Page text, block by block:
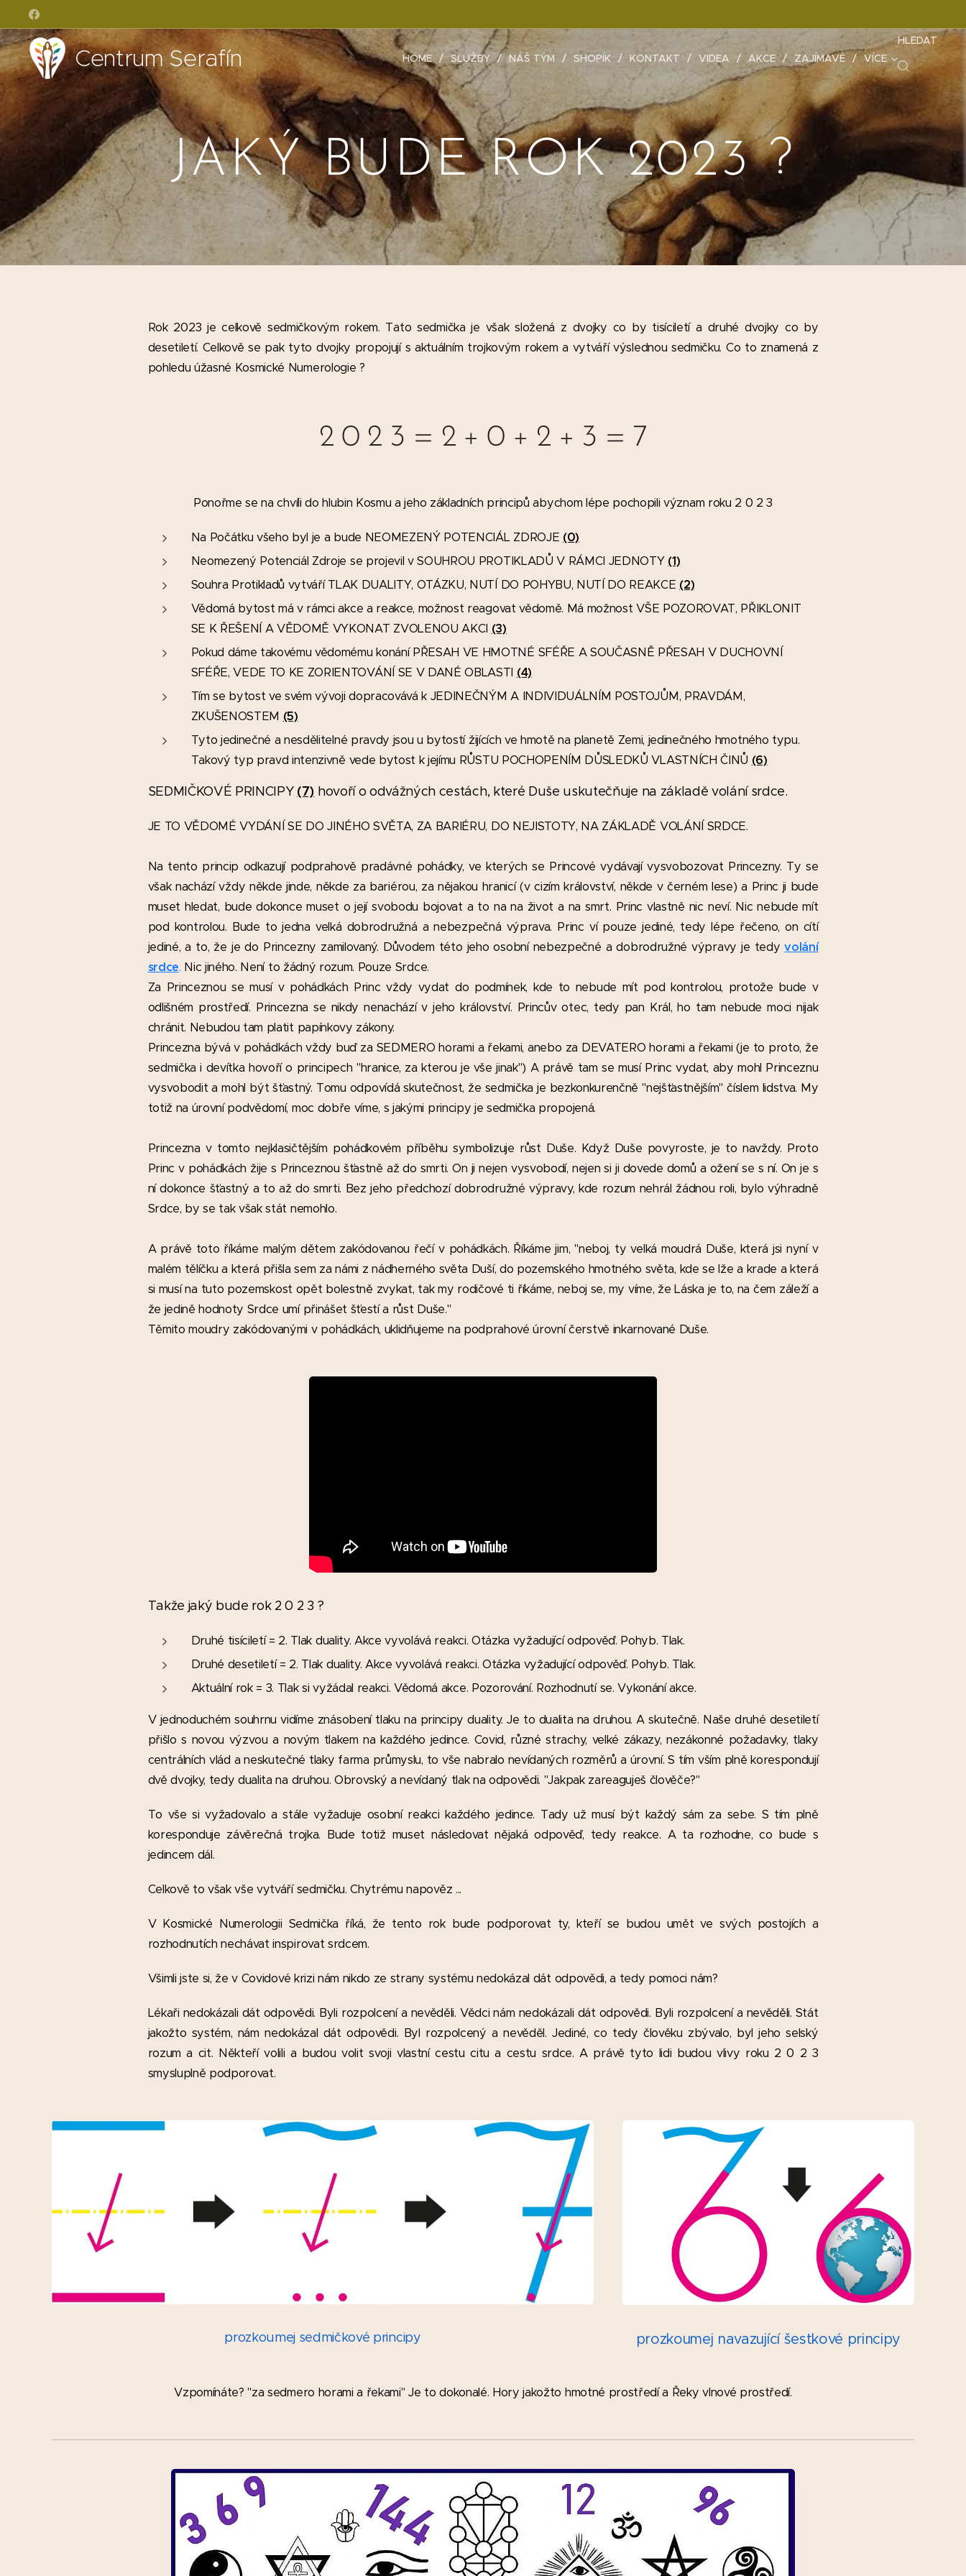
Centrum Serafín HOME SLUŽBY NÁŠ TÝM SHOPÍK KONTAKT VIDEA AKCE ZAJÍMAVÉ VÍCE
HLEDAT
JAKÝ BUDE ROK 2023 ?
Rok 2023 je celkově sedmičkovým rokem. Tato sedmička je však složená z dvojky co by tisíciletí a druhé dvojky co by
desetiletí. Celkově se pak tyto dvojky propojují s aktuálním trojkovým rokem a vytváří výslednou sedmičku. Co to znamená z
pohledu úžasné Kosmické Numerologie ?
2 0 2 3 = 2 + 0 + 2 + 3 = 7
Ponořme se na chvíli do hlubin Kosmu a jeho základních principů abychom lépe pochopili význam roku 2 0 2 3
Na Počátku všeho byl je a bude NEOMEZENÝ POTENCIÁL ZDROJE (0)
Neomezený Potenciál Zdroje se projevil v SOUHROU PROTIKLADŮ V RÁMCI JEDNOTY (1)
Souhra Protikladů vytváří TLAK DUALITY, OTÁZKU, NUTÍ DO POHYBU, NUTÍ DO REAKCE (2)
Vědomá bytost má v rámci akce a reakce, možnost reagovat vědomě. Má možnost VŠE POZOROVAT, PŘIKLONIT
SE K ŘEŠENÍ A VĚDOMĚ VYKONAT ZVOLENOU AKCI (3)
Pokud dáme takovému vědomému konání PŘESAH VE HMOTNÉ SFÉŘE A SOUČASNĚ PŘESAH V DUCHOVNÍ
SFÉŘE, VEDE TO KE ZORIENTOVÁNÍ SE V DANÉ OBLASTI (4)
Tím se bytost ve svém vývoji dopracovává k JEDINEČNÝM A INDIVIDUÁLNÍM POSTOJŮM, PRAVDÁM,
ZKUŠENOSTEM (5)
Tyto jedinečné a nesdělitelné pravdy jsou u bytostí žijících ve hmotě na planetě Zemi, jedinečného hmotného typu.
Takový typ pravd intenzivně vede bytost k jejímu RŮSTU POCHOPENÍM DŮSLEDKŮ VLASTNÍCH ČINŮ (6)
SEDMIČKOVÉ PRINCIPY (7) hovoří o odvážných cestách, které Duše uskutečňuje na základě volání srdce.
JE TO VĚDOMÉ VYDÁNÍ SE DO JINÉHO SVĚTA, ZA BARIÉRU, DO NEJISTOTY, NA ZÁKLADĚ VOLÁNÍ SRDCE.
Na tento princip odkazují podprahově pradávné pohádky, ve kterých se Princové vydávají vysvobozovat Princezny. Ty se
však nachází vždy někde jinde, někde za bariérou, za nějakou hranicí (v cizím království, někde v černém lese) a Princ ji bude
muset hledat, bude dokonce muset o její svobodu bojovat a to na na život a na smrt. Princ vlastně nic neví. Nic nebude mít
pod kontrolou. Bude to jedna velká dobrodružná a nebezpečná výprava. Princ ví pouze jediné, tedy lépe řečeno, on cítí
jediné, a to, že je do Princezny zamilovaný. Důvodem této jeho osobní nebezpečné a dobrodružné výpravy je tedy volání
srdce. Nic jiného. Není to žádný rozum. Pouze Srdce.
Za Princeznou se musí v pohádkách Princ vždy vydat do podmínek, kde to nebude mít pod kontrolou, protože bude v
odlišném prostředí. Princezna se nikdy nenachází v jeho království. Princův otec, tedy pan Král, ho tam nebude moci nijak
chránit. Nebudou tam platit papínkovy zákony.
Princezna bývá v pohádkách vždy buď za SEDMERO horami a řekami, anebo za DEVATERO horami a řekami (je to proto, že
sedmička i devítka hovoří o principech "hranice, za kterou je vše jinak") A právě tam se musí Princ vydat, aby mohl Princeznu
vysvobodit a mohl být šťastný. Tomu odpovídá skutečnost, že sedmička je bezkonkurenčně "nejšťastnějším" číslem lidstva. My
totiž na úrovní podvědomí, moc dobře víme, s jakými principy je sedmička propojená.
Princezna v tomto nejklasičtějším pohádkovém příběhu symbolizuje růst Duše. Když Duše povyroste, je to navždy. Proto
Princ v pohádkách žije s Princeznou šťastně až do smrti. On ji nejen vysvobodí, nejen si ji dovede domů a ožení se s ní. On je s
ní dokonce šťastný a to až do smrti. Bez jeho předchozí dobrodružné výpravy, kde rozum nehrál žádnou roli, bylo výhradně
Srdce, by se tak však stát nemohlo.
A právě toto říkáme malým dětem zakódovanou řečí v pohádkách. Říkáme jim, "neboj, ty velká moudrá Duše, která jsi nyní v
malém tělíčku a která přišla sem za námi z nádherného světa Duší, do pozemského hmotného světa, kde se lže a krade a která
si musí na tuto pozemskost opět bolestně zvykat, tak my rodičové ti říkáme, neboj se, my víme, že Láska je to, na čem záleží a
že jedině hodnoty Srdce umí přinášet šťestí a růst Duše."
Těmito moudry zakódovanými v pohádkách, uklidňujeme na podprahové úrovní čerstvě inkarnované Duše.
Takže jaký bude rok 2 0 2 3 ?
Druhé tisíciletí = 2. Tlak duality. Akce vyvolává reakci. Otázka vyžadující odpověď. Pohyb. Tlak.
Druhé desetiletí = 2. Tlak duality. Akce vyvolává reakci. Otázka vyžadující odpověď. Pohyb. Tlak.
Aktuální rok = 3. Tlak si vyžádal reakci. Vědomá akce. Pozorování. Rozhodnutí se. Vykonání akce.
V jednoduchém souhrnu vidíme znásobení tlaku na principy duality. Je to dualita na druhou. A skutečně. Naše druhé desetiletí
přišlo s novou výzvou a novým tlakem na každého jedince. Covid, různé strachy, velké zákazy, nezákonné požadavky, tlaky
centrálních vlád a neskutečné tlaky farma průmyslu, to vše nabralo nevídaných rozměrů a úrovní. S tím vším plně korespondují
dvě dvojky, tedy dualita na druhou. Obrovský a nevídaný tlak na odpovědi. "Jakpak zareaguješ člověče?"
To vše si vyžadovalo a stále vyžaduje osobní reakci každého jedince. Tady už musí být každý sám za sebe. S tím plně
koresponduje závěrečná trojka. Bude totiž muset následovat nějaká odpověď, tedy reakce. A ta rozhodne, co bude s
jedincem dál.
Celkově to však vše vytváří sedmičku. Chytrému napověz ...
V Kosmické Numerologii Sedmička říká, že tento rok bude podporovat ty, kteří se budou umět ve svých postojích a
rozhodnutích nechávat inspirovat srdcem.
Všimli jste si, že v Covidové krizi nám nikdo ze strany systému nedokázal dát odpovědi, a tedy pomoci nám?
Lékaři nedokázali dát odpovědi. Byli rozpolcení a nevěděli. Vědci nám nedokázali dát odpovědi. Byli rozpolcení a nevěděli. Stát
jakožto systém, nám nedokázal dát odpovědi. Byl rozpolcený a nevěděl. Jediné, co tedy člověku zbývalo, byl jeho selský
rozum a cit. Někteří volili a budou volit svoji vlastní cestu citu a cestu srdce. A právě tyto lidi budou vlivy roku 2 0 2 3
smysluplně podporovat.
prozkoumej sedmičkové principy prozkoumej navazující šestkové principy
Vzpomínáte? "za sedmero horami a řekami" Je to dokonalé. Hory jakožto hmotné prostředí a Řeky vlnové prostředí.